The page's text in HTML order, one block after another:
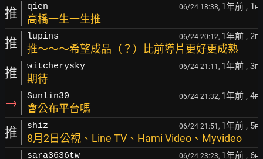
推 qien 06/24 18:38, 1年前 , 1 F
高橋一生一生推
推 lupins 06/24 20:12, 1年前 , 2F
推～～～希望成品（？）比前導片更好更成熟
推 witcherysky 06/24 21:11, 1年前 , 3F
期待
→ Sunlin30 06/24 21:32, 1年前 , 4F
會公布平台嗎
推 shiz 06/24 21:51, 1年前 , 5F
8月2日公視、Line TV、Hami Video、Myvideo
sara3636tw 06/24 23:23, 1年前 , 6F